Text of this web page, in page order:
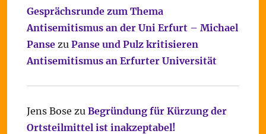
Gesprächsrunde zum Thema
Antisemitismus an der Uni Erfurt – Michael
Pansezu Panse und Pulz kritisieren
Antisemitismus an Erfurter Universität
Jens Bose zu Begründung für Kürzung der
Ortsteilmittel ist inakzeptabel!